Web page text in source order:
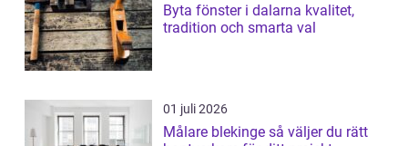
Byta fönster i dalarna kvalitet,
tradition och smarta val
01 juli 2026
Målare blekinge så väljer du rätt